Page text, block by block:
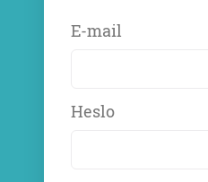
E-mail
Heslo